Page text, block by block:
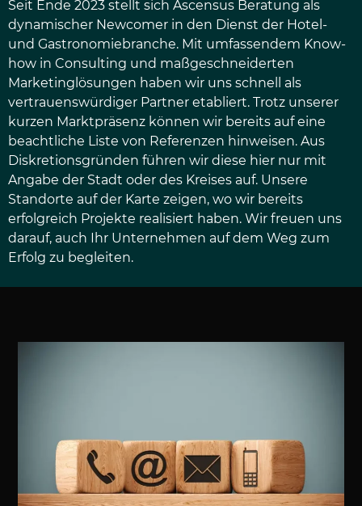
Seit Ende 2023 stellt sich Ascensus Beratung als
dynamischer Newcomer in den Dienst der Hotel-
und Gastronomiebranche. Mit umfassendem Know-
how in Consulting und maßgeschneiderten
Marketinglösungen haben wir uns schnell als
vertrauenswürdiger Partner etabliert. Trotz unserer
kurzen Marktpräsenz können wir bereits auf eine
beachtliche Liste von Referenzen hinweisen. Aus
Diskretionsgründen führen wir diese hier nur mit
Angabe der Stadt oder des Kreises auf. Unsere
Standorte auf der Karte zeigen, wo wir bereits
erfolgreich Projekte realisiert haben. Wir freuen uns
darauf, auch Ihr Unternehmen auf dem Weg zum
Erfolg zu begleiten.